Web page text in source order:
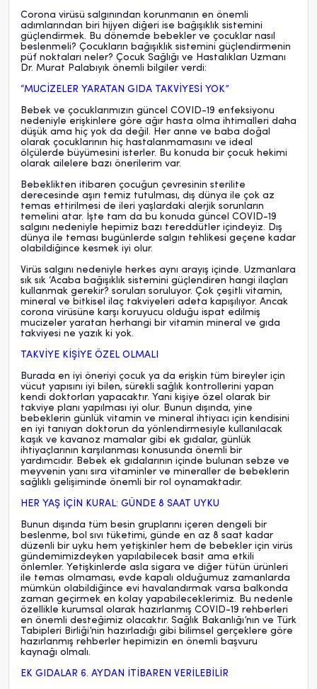
Corona virüsü salgınından korunmanın en önemli
adımlarından biri hijyen diğeri ise bağışıklık sistemini
güçlendirmek. Bu dönemde bebekler ve çocuklar nasıl
beslenmeli? Çocukların bağışıklık sistemini güçlendirmenin
püf noktaları neler? Çocuk Sağlığı ve Hastalıkları Uzmanı
Dr. Murat Palabıyık önemli bilgiler verdi:
“MUCİZELER YARATAN GIDA TAKVİYESİ YOK”
Bebek ve çocuklarımızın güncel COVID-19 enfeksiyonu
nedeniyle erişkinlere göre ağır hasta olma ihtimalleri daha
düşük ama hiç yok da değil. Her anne ve baba doğal
olarak çocuklarının hiç hastalanmamasını ve ideal
ölçülerde büyümesini isterler. Bu konuda bir çocuk hekimi
olarak ailelere bazı önerilerim var.
Bebeklikten itibaren çocuğun çevresinin sterilite
derecesinde aşırı temiz tutulması, dış dünya ile çok az
temas ettirilmesi de ileri yaşlardaki alerjik sorunların
temelini atar. İşte tam da bu konuda güncel COVID-19
salgını nedeniyle hepimiz bazı tereddütler içindeyiz. Dış
dünya ile teması bugünlerde salgın tehlikesi geçene kadar
olabildiğince kesmek iyi olur.
Virüs salgını nedeniyle herkes aynı arayış içinde. Uzmanlara
sık sık ‘Acaba bağışıklık sistemini güçlendiren hangi ilaçları
kullanmak gerekir? soruları soruluyor. Çok çeşitli vitamin,
mineral ve bitkisel ilaç takviyeleri adeta kapışılıyor. Ancak
corona virüsüne karşı koruyucu olduğu ispat edilmiş
mucizeler yaratan herhangi bir vitamin mineral ve gıda
takviyesi ne yazık ki yok.
TAKVİYE KİŞİYE ÖZEL OLMALI
Burada en iyi öneriyi çocuk ya da erişkin tüm bireyler için
vücut yapısını iyi bilen, sürekli sağlık kontrollerini yapan
kendi doktorları yapacaktır. Yani kişiye özel olarak bir
takviye planı yapılması iyi olur. Bunun dışında, yine
bebeklerin günlük vitamin ve mineral ihtiyacı için kendisini
en iyi tanıyan doktorun da yönlendirmesiyle kullanılacak
kaşık ve kavanoz mamalar gibi ek gıdalar, günlük
ihtiyaçlarının karşılanması konusunda önemli bir
yardımcıdır. Bebek ek gıdalarının içinde bulunan sebze ve
meyvenin yanı sıra vitaminler ve mineraller de bebeklerin
sağlıklı gelişiminde önemli bir rol oynamaktadır.
HER YAŞ İÇİN KURAL: GÜNDE 8 SAAT UYKU
Bunun dışında tüm besin gruplarını içeren dengeli bir
beslenme, bol sıvı tüketimi, günde en az 8 saat kadar
düzenli bir uyku hem yetişkinler hem de bebekler için virüs
gündemimizdeyken yapılabilecek basit ama etkili
önlemler. Yetişkinlerde asla sigara ve diğer tütün ürünleri
ile temas olmaması, evde kapalı olduğumuz zamanlarda
mümkün olabildiğince evi havalandırmak varsa balkonda
zaman geçirmek en kolay yapabileceklerimiz. Bu nedenle
özellikle kurumsal olarak hazırlanmış COVID-19 rehberleri
en önemli desteğimiz olacaktır. Sağlık Bakanlığı’nın ve Türk
Tabipleri Birliği’nin hazırladığı gibi bilimsel gerçeklere göre
hazırlanmış rehberler hepimizin en önemli başvuru
kaynağı olmalı.
EK GIDALAR 6. AYDAN İTİBAREN VERİLEBİLİR